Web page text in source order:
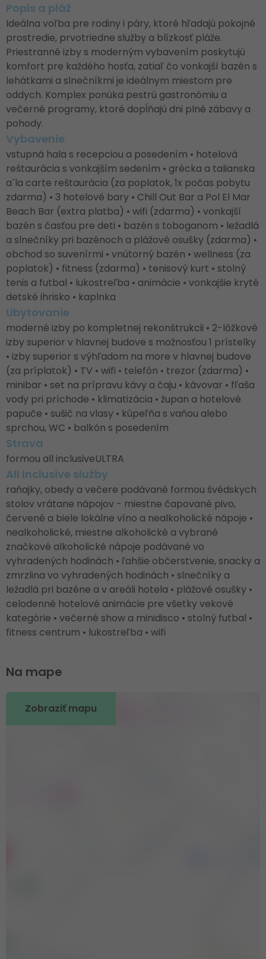
Popis a pláž
Ideálna voľba pre rodiny i páry, ktoré hľadajú pokojné
prostredie, prvotriedne služby a blízkosť pláže.
Priestranné izby s moderným vybavením poskytujú
komfort pre každého hosťa, zatiaľ čo vonkajší bazén s
lehátkami a slnečníkmi je ideálnym miestom pre
oddych. Komplex ponúka pestrú gastronómiu a
večerné programy, ktoré dopĺňajú dni plné zábavy a
pohody.
Vybavenie
vstupná hala s recepciou a posedením • hotelová
reštaurácia s vonkajším sedením • grécka a talianska
a´la carte reštaurácia (za poplatok, 1x počas pobytu
zdarma) • 3 hotelové bary • Chill Out Bar a Pol El Mar
Beach Bar (extra platba) • wifi (zdarma) • vonkajší
bazén s časťou pre deti • bazén s toboganom • ležadlá
a slnečníky pri bazénoch a plážové osušky (zdarma) •
obchod so suvenírmi • vnútorný bazén • wellness (za
poplatok) • fitness (zdarma) • tenisový kurt • stolný
tenis a futbal • lukostreľba • animácie • vonkajšie kryté
detské ihrisko • kaplnka
Ubytovanie
moderné izby po kompletnej rekonštrukcii • 2-lôžkové
izby superior v hlavnej budove s možnosťou 1 prístelky
• izby superior s výhľadom na more v hlavnej budove
(za príplatok) • TV • wifi • telefón • trezor (zdarma) •
minibar • set na prípravu kávy a čaju • kávovar • fľaša
vody pri príchode • klimatizácia • župan a hotelové
papuče • sušič na vlasy • kúpeľňa s vaňou alebo
sprchou, WC • balkón s posedením
Strava
formou all inclusiveULTRA
All Inclusive služby
raňajky, obedy a večere podávané formou švédskych
stolov vrátane nápojov - miestne čapované pivo,
červené a biele lokálne víno a nealkoholické nápoje •
nealkoholické, miestne alkoholické a vybrané
značkové alkoholické nápoje podávané vo
vyhradených hodinách • ľahšie občerstvenie, snacky a
zmrzlina vo vyhradených hodinách • slnečníky a
ležadlá pri bazéne a v areáli hotela • plážové osušky •
celodenné hotelové animácie pre všetky vekové
kategórie • večerné show a minidisco • stolný futbal •
fitness centrum • lukostreľba • wifi
Na mape
Zobraziť mapu